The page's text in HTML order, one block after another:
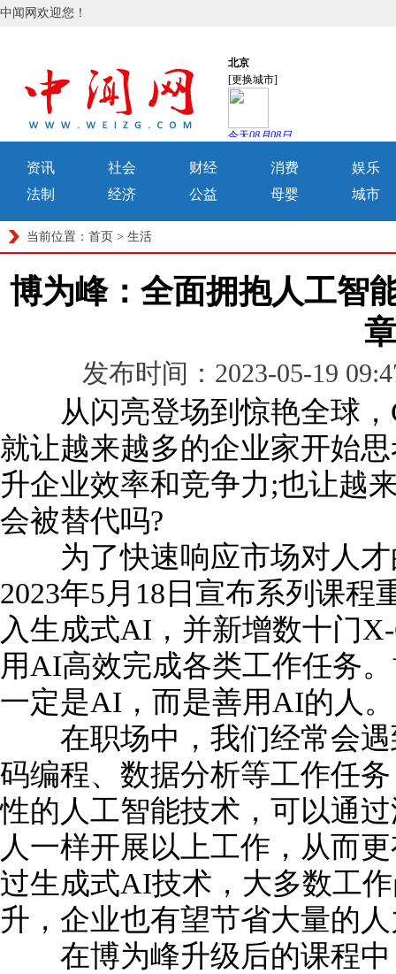
中闻网欢迎您！
资讯 社会 财经 消费
娱乐
法制
经济 公益 母婴 城市
当前位置： 首页 > 生活
博为峰：全面拥抱人工智
章
发布时间：2023-05-19
从闪亮登场到惊艳全球，
就让越来越多的企业家开始
升企业效率和竞争力;也让越
会被替代吗?
为了快速响应市场对人才
2023年5月18日宣布系列课
入生成式AI，并新增数十门
用AI高效完成各类工作任务
一定是AI，而是善用AI的人。
在职场中，我们经常会遇
码编程、数据分析等工作任
性的人工智能技术，可以通
人一样开展以上工作，从而
过生成式AI技术，大多数工
升，企业也有望节省大量的
在博为峰升级后的课程中